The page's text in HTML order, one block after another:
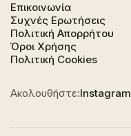
Επικοινωνία
Συχνές Ερωτήσεις
Πολιτική Απορρήτου
Όροι Χρήσης
Πολιτική Cookies
Ακολουθήστε:Instagram